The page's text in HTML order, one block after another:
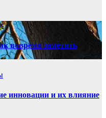
вовремя заметить
инновации и их влияние